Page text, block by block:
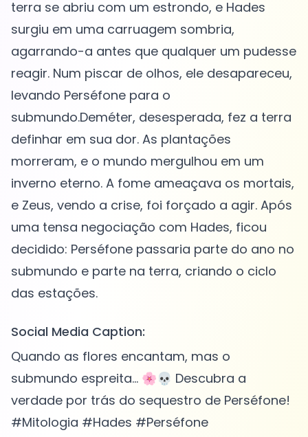
terra se abriu com um estrondo, e Hades
surgiu em uma carruagem sombria,
agarrando-a antes que qualquer um pudesse
reagir. Num piscar de olhos, ele desapareceu,
levando Perséfone para o
submundo.Deméter, desesperada, fez a terra
definhar em sua dor. As plantações
morreram, e o mundo mergulhou em um
inverno eterno. A fome ameaçava os mortais,
e Zeus, vendo a crise, foi forçado a agir. Após
uma tensa negociação com Hades, ficou
decidido: Perséfone passaria parte do ano no
submundo e parte na terra, criando o ciclo
Social Media Caption:
Quando as flores encantam, mas o
submundo espreita... 🌸💀 Descubra a
verdade por trás do sequestro de Perséfone!
#Mitologia #Hades #Perséfone